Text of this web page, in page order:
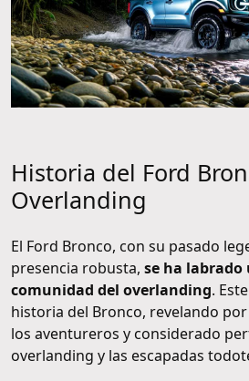
Historia del Ford
Overlanding
El Ford Bronco, con su pasado
presencia robusta, se ha labrado
comunidad del overlanding.
historia del Bronco, revelando
los aventureros y considerado
overlanding y las escapadas